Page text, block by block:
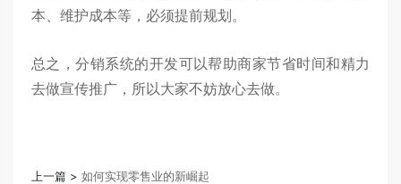
本、维护成本等，必须提前规划。
总之，分销系统的开发可以帮助商家节省时间和精力
去做宣传推广，所以大家不妨放心去做。
上一篇 > 如何实现零售业的新崛起